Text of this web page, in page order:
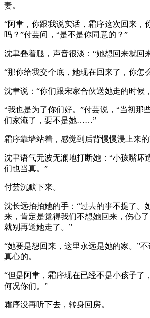
妻。
“阿聿，你跟我说实话，霜序这次回来，
吗？”付芸问，“是不是你同意的？”
沈聿叠着腿，声音很淡：“她想回来就回
“那你给我交个底，她现在回来了，你怎
沈聿说：“你们跟宋家合伙送她走的时候
“我也是为了你们好。”付芸说，“当初那
们家淹了，要不是她……”
霜序靠墙站着，感觉到后背慢慢浸上来的
沈聿语气无波无澜地打断她：“小孩嘴坏
们也当真。”
付芸沉默下来。
沈长远拍拍她的手：“过去的事不提了。
来，肯定是觉得我们不想她回来，伤心
就别再送她走了。”
“她要是想回来，这里永远是她的家。”
真心的。
“但是阿聿，霜序现在已经不是小孩子了
何况你们。”
霜序没再听下去，转身回房。